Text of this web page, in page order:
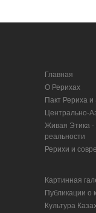
Главная
О Рерихах
Пакт Рериха
Центрально-
Живая Этика
реальности
Рерихи и
Картинная
Публикации о
Культура